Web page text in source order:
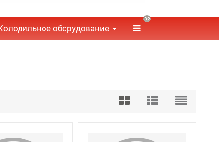
оборудование
32